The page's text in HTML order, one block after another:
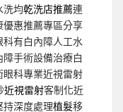
洗均乾洗店推薦連
惠推薦專區分享
有白內障人工水
手術設備治療白
眼科專業近視雷射
近視雷射客制化近
深度處理植髮移